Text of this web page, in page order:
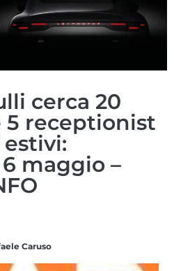
cerca 20
5 receptionist
maggio –
Caruso